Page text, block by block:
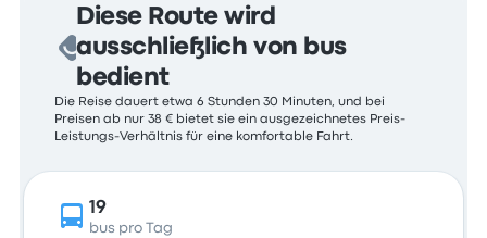
Diese Route wird
ausschließlich von bus
bedient
Die Reise dauert etwa 6 Stunden 30 Minuten, und bei
Preisen ab nur 38 € bietet sie ein ausgezeichnetes Preis-
Leistungs-Verhältnis für eine komfortable Fahrt.
19
bus pro Tag